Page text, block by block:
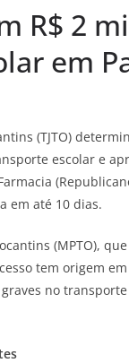
R$ 2
em
(TJTO)
escolar e
em até 10 dias.
(MPTO),
tem origem
no